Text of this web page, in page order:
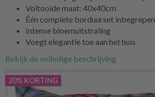
Voltooide maat: 40x40cm
Één complete borduurset inbegrepen
Intense bloemuitstraling
Voegt elegantie toe aan het huis
Bekijk de volledige beschrijving
20% KORTING